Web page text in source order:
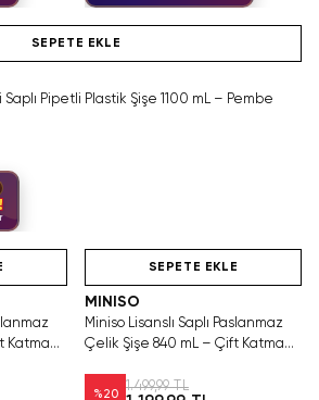
SEPETE EKLE
Saplı Pipetli Plastik Şişe 1100 mL – Pembe
SEPETE EKLE
MINISO
Miniso Lisanslı Saplı Paslanmaz
Çelik Şişe 840 mL – Çift Katmanlı
%20
1.499,99 TL